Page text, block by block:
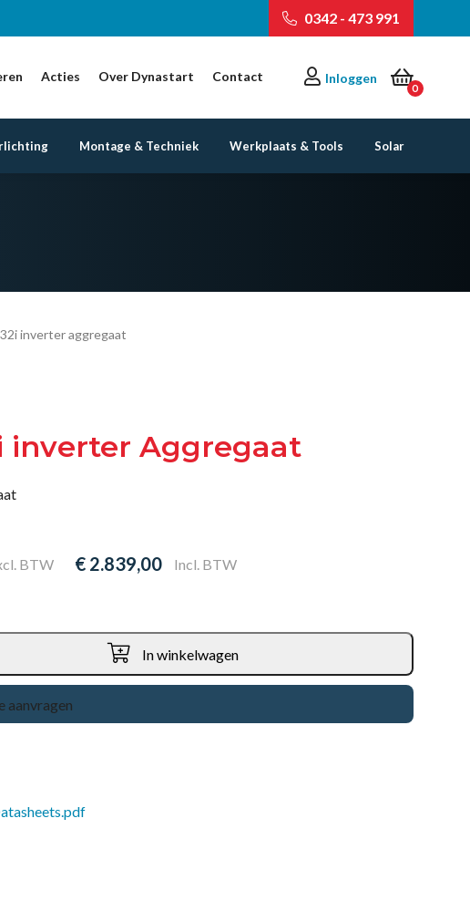
0342 - 473 991
Acties Over Dynastart Contact
0
Inloggen
Montage & Techniek Werkplaats & Tools Solar
inverter aggregaat
inverter Aggregaat
BTW € 2.839,00 Incl. BTW
In winkelwagen
aanvragen